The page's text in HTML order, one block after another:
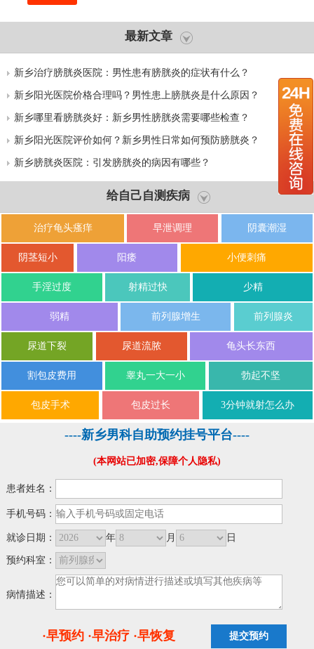
最新文章
新乡治疗膀胱炎医院：男性患有膀胱炎的症状有什么？
新乡阳光医院价格合理吗？男性患上膀胱炎是什么原因？
新乡哪里看膀胱炎好：新乡男性膀胱炎需要哪些检查？
新乡阳光医院评价如何？新乡男性日常如何预防膀胱炎？
新乡膀胱炎医院：引发膀胱炎的病因有哪些？
给自己自测疾病
治疗龟头瘙痒 早泄调理 阴囊潮湿
阴茎短小 阳痿 小便刺痛
手淫过度 射精过快 少精
弱精 前列腺增生 前列腺炎
尿道下裂 尿道流脓 龟头长东西
割包皮费用 睾丸一大一小 勃起不坚
包皮手术 包皮过长 3分钟就射怎么办
----新乡男科自助预约挂号平台----
(本网站已加密,保障个人隐私)
患者姓名：
手机号码：
就诊日期： 年 月 日
预约科室：
病情描述：
·早预约 ·早治疗 ·早恢复